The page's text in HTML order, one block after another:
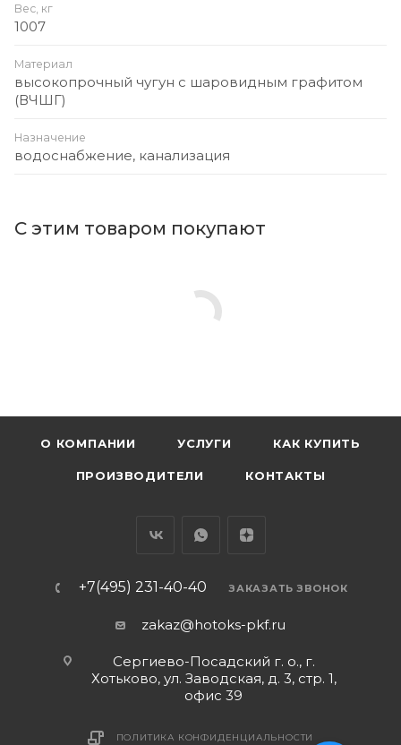
Вес, кг
1007
Материал
высокопрочный чугун с шаровидным графитом
(ВЧШГ)
Назначение
водоснабжение, канализация
С этим товаром покупают
О КОМПАНИИ УСЛУГИ КАК КУПИТЬ
ПРОИЗВОДИТЕЛИ КОНТАКТЫ
+7(495) 231-40-40 ЗАКАЗАТЬ ЗВОНОК
zakaz@hotoks-pkf.ru
Сергиево-Посадский г. о., г.
Хотьково, ул. Заводская, д. 3, стр. 1,
офис 39
ПОЛИТИКА КОНФИДЕНЦИАЛЬНОСТИ